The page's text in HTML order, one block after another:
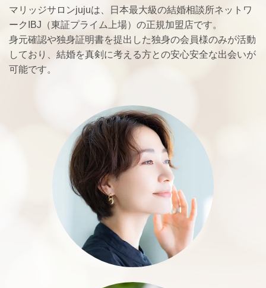
マリッジサロンjujuは、日本最大級の結婚相談所ネットワ
ークIBJ（東証プライム上場）の正規加盟店です。
身元確認や独身証明書を提出した独身の会員様のみが活動
しており、結婚を真剣に考える方との安心安全な出会いが
可能です。